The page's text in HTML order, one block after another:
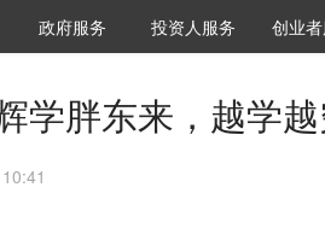
城市之窗
政府服务 VClub投资机构库
投资机构职位推介
投资人服务 创投
创业
学胖东来，越学